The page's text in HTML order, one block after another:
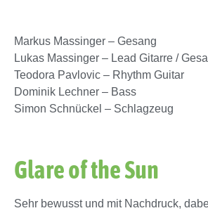
Markus Massinger – Gesang
Lukas Massinger – Lead Gitarre /
Teodora Pavlovic – Rhythm Guitar
Dominik Lechner – Bass
Simon Schnückel – Schlagzeug
Glare of the Sun
Sehr bewusst und mit Nachdruck,